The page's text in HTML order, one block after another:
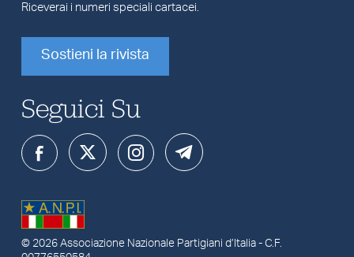
Riceverai i numeri speciali cartacei.
Sostieni la rivista
Seguici Su
© 2026 Associazione Nazionale Partigiani d’Italia- C.F.